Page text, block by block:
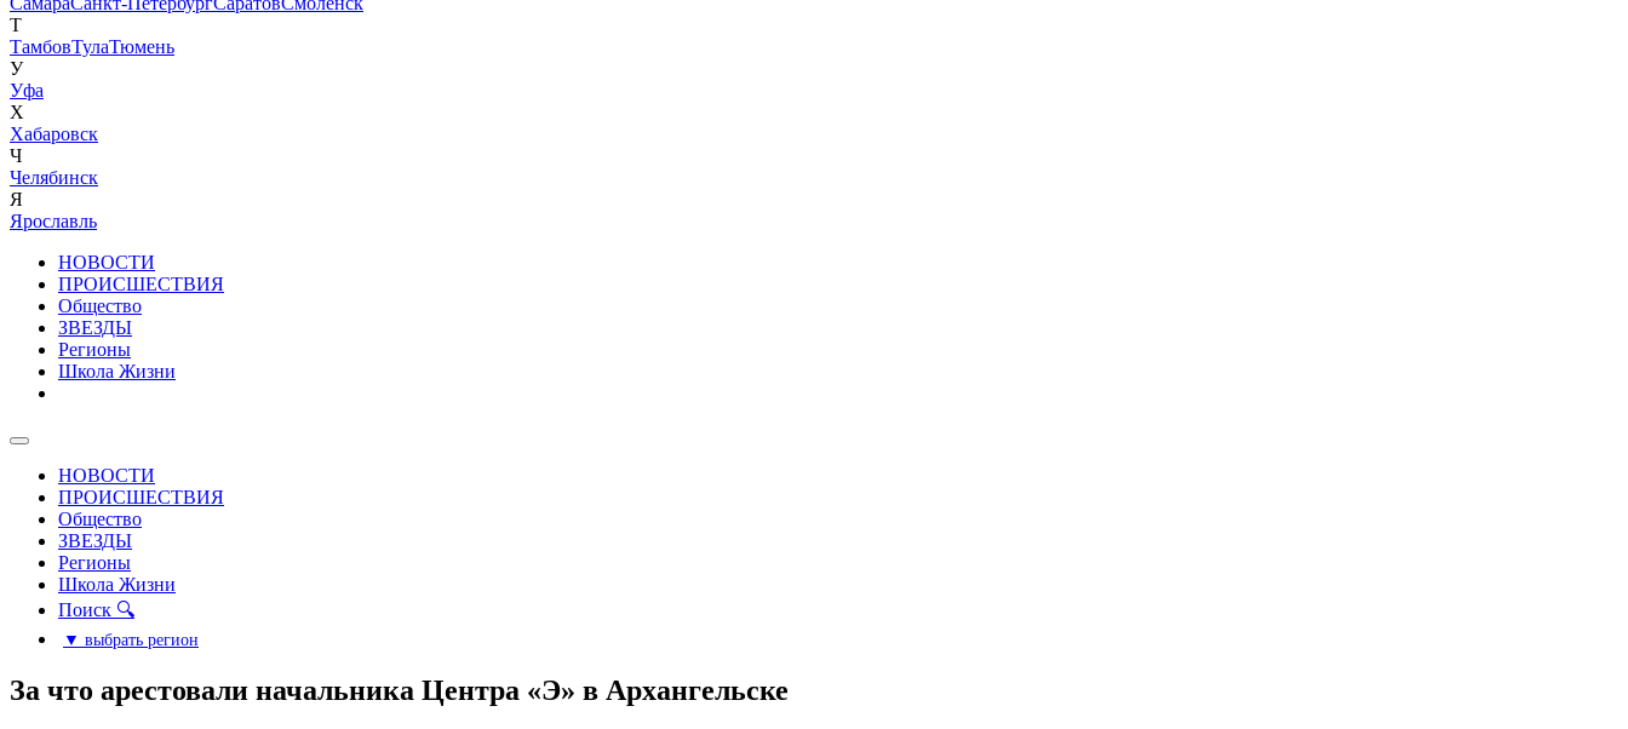
Т
ТамбовТулаТюмень
У
Уфа
Х
Хабаровск
Ч
Челябинск
Я
Ярославль
НОВОСТИ
ПРОИСШЕСТВИЯ
Общество
ЗВЕЗДЫ
Регионы
Школа Жизни
НОВОСТИ
ПРОИСШЕСТВИЯ
Общество
ЗВЕЗДЫ
Регионы
Школа Жизни
Поиск 🔍
▼ выбрать регион
За что арестовали начальника Центра «Э» в Архангельске